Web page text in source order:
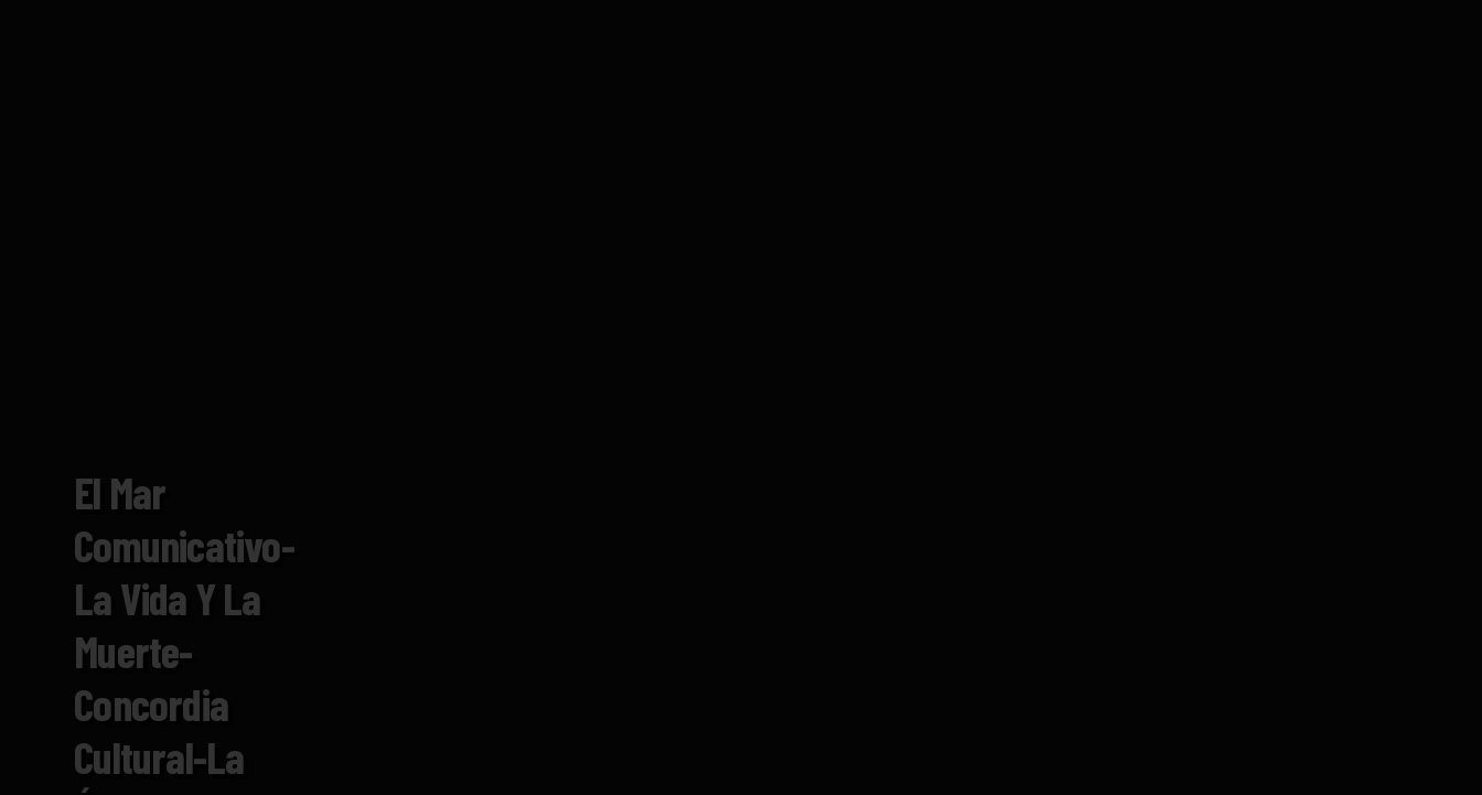
El Mar
Comunicativo-
La Vida Y La
Muerte-
Concordia
Cultural-La